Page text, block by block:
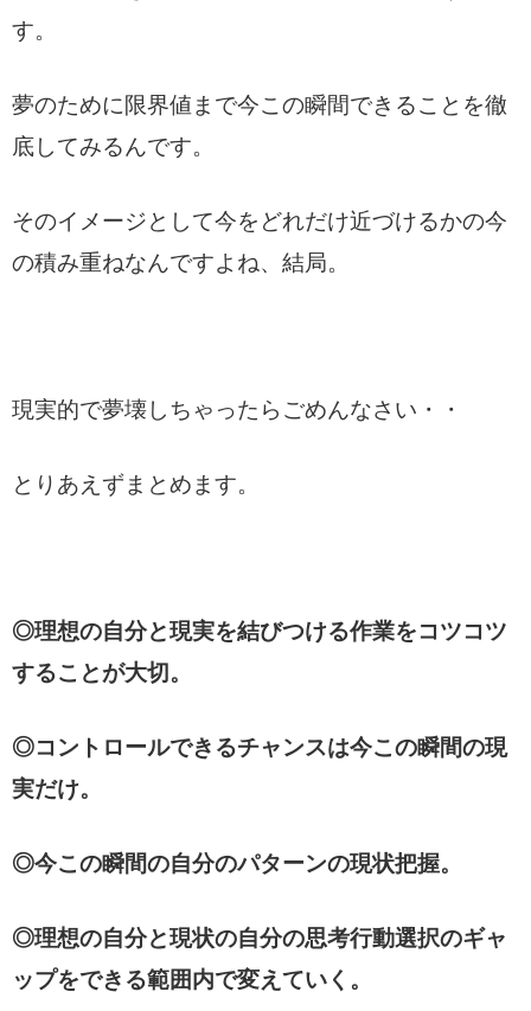
す。
夢のために限界値まで今この瞬間できることを徹
底してみるんです。
そのイメージとして今をどれだけ近づけるかの今
の積み重ねなんですよね、結局。
現実的で夢壊しちゃったらごめんなさい・・
とりあえずまとめます。
◎理想の自分と現実を結びつける作業をコツコツ
することが大切。
◎コントロールできるチャンスは今この瞬間の現
実だけ。
◎今この瞬間の自分のパターンの現状把握。
◎理想の自分と現状の自分の思考行動選択のギャ
ップをできる範囲内で変えていく。